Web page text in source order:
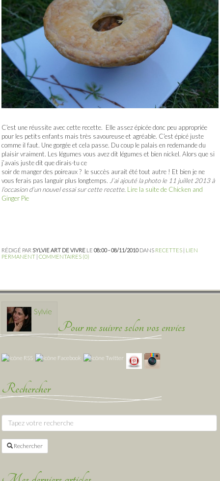
C’est une réussite avec cette recette. Elle assez épicée donc peu appropriée
pour les petits enfants mais très savoureuse et agréable. C’est épicé juste
comme il faut. Une gorgée et cela passe. Du coup le palais en redemande du
plaisir vraiment. Les légumes vous avez dit légumes et bien nickel. Alors que si
j’avais juste dit que dirais-tu ce
soir de manger des poireaux ? le succès aurait été tout autre ! Et bien je ne
vous ferais pas languir plus longtemps. J’ai ajouté la photo le 11 juillet 2013 à
l’occasion d’un nouvel essai sur cette recette. Lire la suite de Chicken and
Ginger Pie
RÉDIGÉ PAR SYLVIE ART DE VIVRE LE 08:00 - 08/11/2010DANS RECETTES | LIEN
PERMANENT | COMMENTAIRES (0)
Sylvie
Pour me suivre selon vos envies
Rechercher
Rechercher